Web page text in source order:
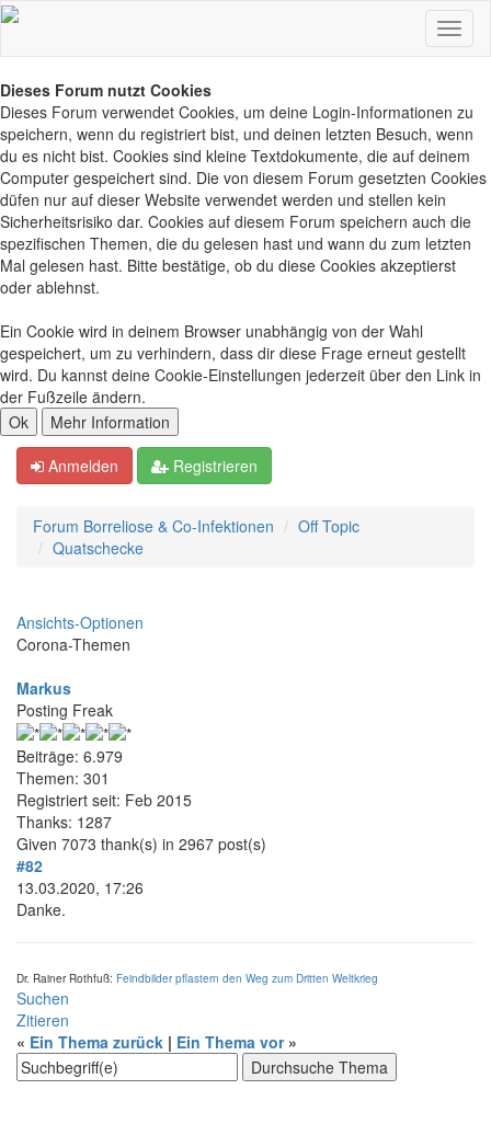
Dieses Forum nutzt Cookies
Dieses Forum verwendet Cookies, um deine Login-Informationen zu
speichern, wenn du registriert bist, und deinen letzten Besuch, wenn
du es nicht bist. Cookies sind kleine Textdokumente, die auf deinem
Computer gespeichert sind. Die von diesem Forum gesetzten Cookies
düfen nur auf dieser Website verwendet werden und stellen kein
Sicherheitsrisiko dar. Cookies auf diesem Forum speichern auch die
spezifischen Themen, die du gelesen hast und wann du zum letzten
Mal gelesen hast. Bitte bestätige, ob du diese Cookies akzeptierst
oder ablehnst.
Ein Cookie wird in deinem Browser unabhängig von der Wahl
gespeichert, um zu verhindern, dass dir diese Frage erneut gestellt
wird. Du kannst deine Cookie-Einstellungen jederzeit über den Link in
der Fußzeile ändern.
Anmelden Registrieren
Forum Borreliose & Co-Infektionen
Off Topic
Quatschecke
Ansichts-Optionen
Corona-Themen
Markus
Posting Freak
Beiträge: 6.979
Themen: 301
Registriert seit: Feb 2015
Thanks: 1287
Given 7073 thank(s) in 2967 post(s)
#82
13.03.2020, 17:26
Danke.
Dr. Rainer Rothfuß: Feindbilder pflastern den Weg zum Dritten Weltkrieg
Suchen
Zitieren
« Ein Thema zurück | Ein Thema vor»